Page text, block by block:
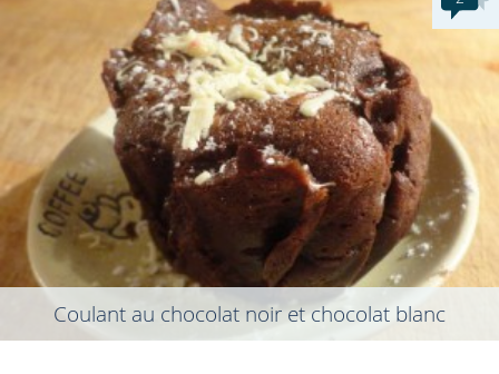
Coulant au chocolat noir et chocolat blanc